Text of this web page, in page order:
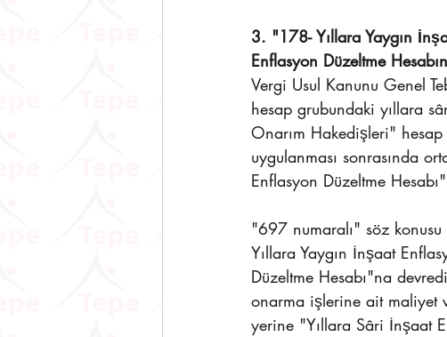
3. "178- Yıllara Yaygın
Enflasyon Düzeltme
Vergi Usul Kanunu Genel
hesap grubundaki yıllara
Onarım Hakedişleri"
uygulanması sonrasında
Enflasyon Düzeltme
"697 numaralı" söz
Yıllara Yaygın İnşaat
Düzeltme Hesabı"na
onarma işlerine ait maliyet
yerine "Yıllara Sâri İnşaat